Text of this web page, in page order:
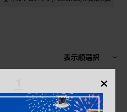
表示順選択
×